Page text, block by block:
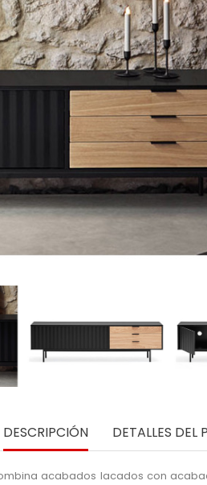
DESCRIPCIÓN DETALLES DEL
acabados lacados con